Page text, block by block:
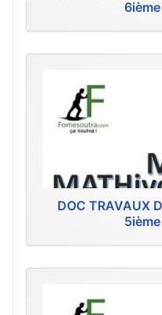
DOC TRAVAUX